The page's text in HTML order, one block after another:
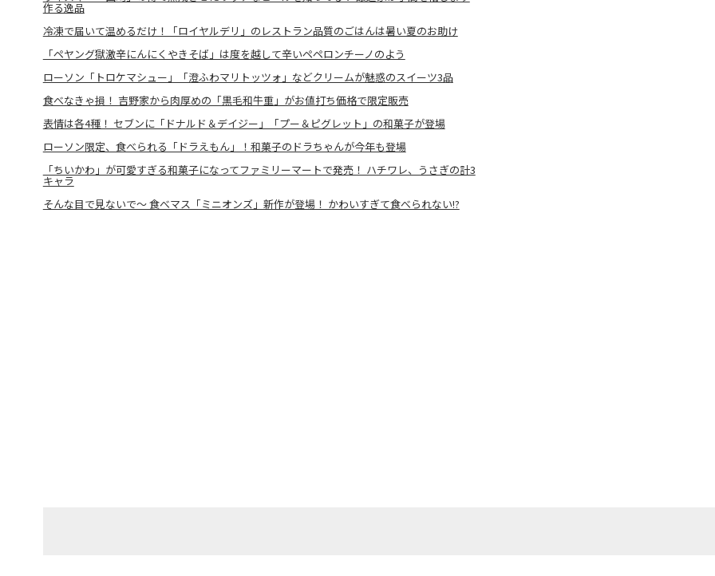
作る逸品
冷凍で届いて温めるだけ！「ロイヤルデリ」のレストラン品質のごはんは暑い夏のお助け
「ペヤング獄激辛にんにくやきそば」は度を越して辛いペペロンチーノのよう
ローソン「トロケマシュー」「澄ふわマリトッツォ」などクリームが魅惑のスイーツ3品
食べなきゃ損！ 吉野家から肉厚めの「黒毛和牛重」がお値打ち価格で限定販売
表情は各4種！ セブンに「ドナルド＆デイジー」「プー＆ピグレット」の和菓子が登場
ローソン限定、食べられる「ドラえもん」！和菓子のドラちゃんが今年も登場
「ちいかわ」が可愛すぎる和菓子になってファミリーマートで発売！ ハチワレ、うさぎの計3
キャラ
そんな目で見ないで～ 食べマス「ミニオンズ」新作が登場！ かわいすぎて食べられない!?